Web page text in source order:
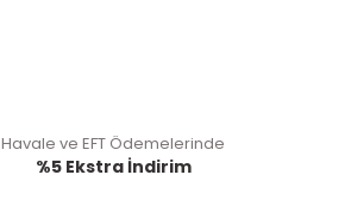
Havale ve EFT Ödemelerinde
%5 Ekstra İndirim